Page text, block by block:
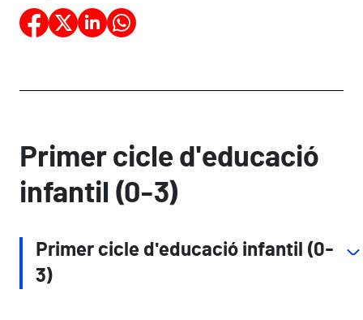
Primer cicle d'educació
infantil (0-3)
Primer cicle d'educació infantil (0-
3)